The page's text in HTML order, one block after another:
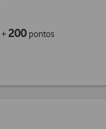
+200 pontos